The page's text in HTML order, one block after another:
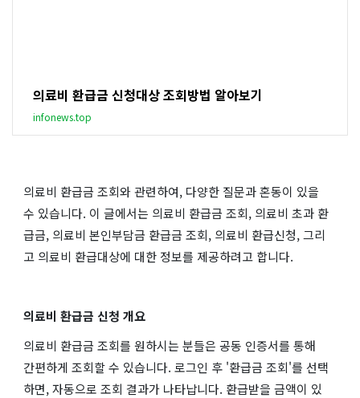
의료비 환급금 신청대상 조회방법 알아보기
infonews.top
의료비 환급금 조회와 관련하여, 다양한 질문과 혼동이 있을
수 있습니다. 이 글에서는 의료비 환급금 조회, 의료비 초과 환
급금, 의료비 본인부담금 환급금 조회, 의료비 환급신청, 그리
고 의료비 환급대상에 대한 정보를 제공하려고 합니다.
의료비 환급금 신청 개요
의료비 환급금 조회를 원하시는 분들은 공동 인증서를 통해
간편하게 조회할 수 있습니다. 로그인 후 '환급금 조회'를 선택
하면, 자동으로 조회 결과가 나타납니다. 환급받을 금액이 있